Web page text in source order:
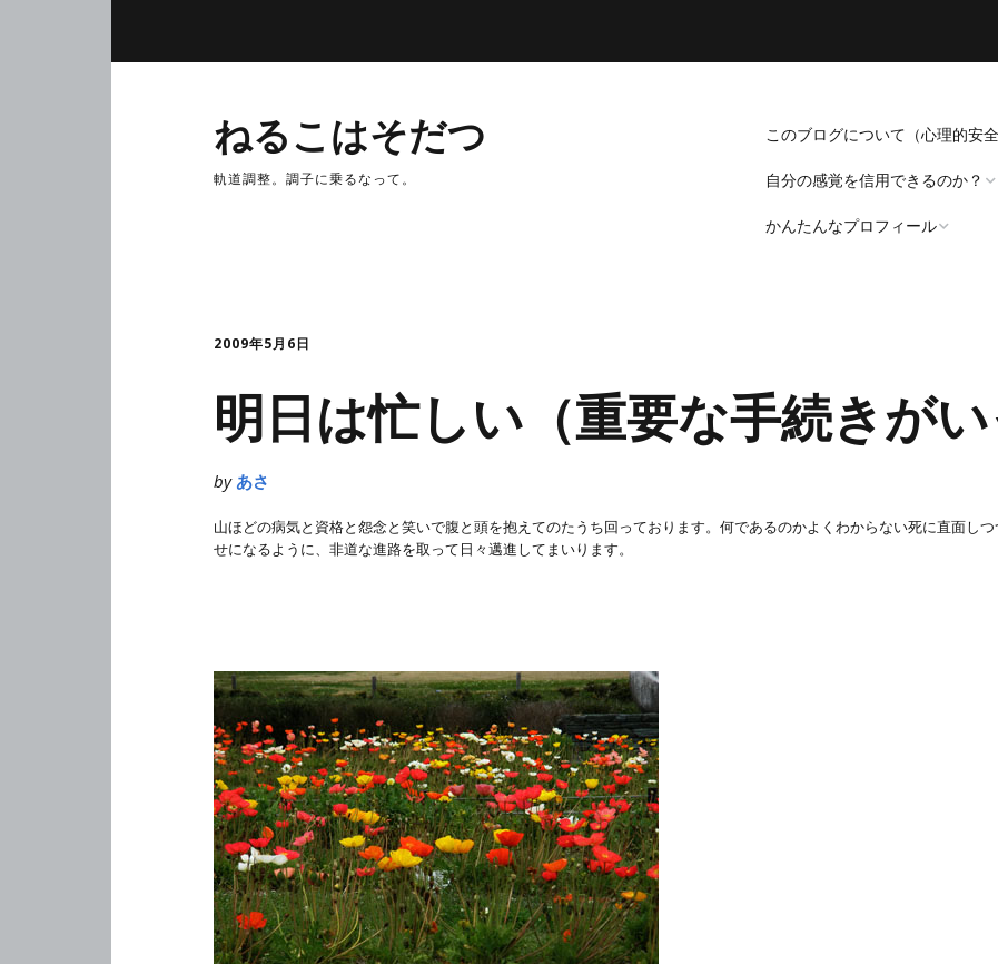
ねるこはそだつ
軌道調整。調子に乗るなって。
このブログについて（心理的安全
自分の感覚を信用できるのか？
「死にたい」と思うことについ
かんたんなプロフィール
2009年5月6日
明日は忙しい（重要な手続きがい
by あさ
山ほどの病気と資格と怨念と笑いで腹と頭を抱えてのたうち回っております。何であるのかよくわからない死に直面し
せになるように、非道な進路を取って日々邁進してまいります。